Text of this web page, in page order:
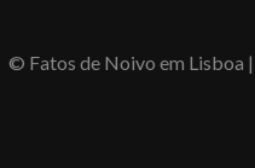
© Fatos de Noivo em Lisboa